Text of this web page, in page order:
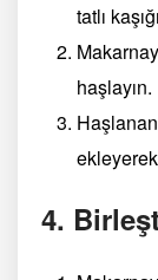
tatlı
haşlayın.
ekleyerek
4.